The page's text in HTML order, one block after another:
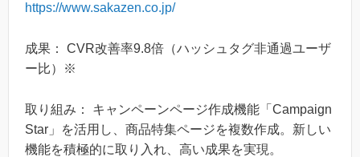
https://www.sakazen.co.jp/
成果： CVR改善率9.8倍（ハッシュタグ非通過ユーザ
ー比）※
取り組み： キャンペーンページ作成機能「Campaign
Star」を活用し、商品特集ページを複数作成。新しい
機能を積極的に取り入れ、高い成果を実現。